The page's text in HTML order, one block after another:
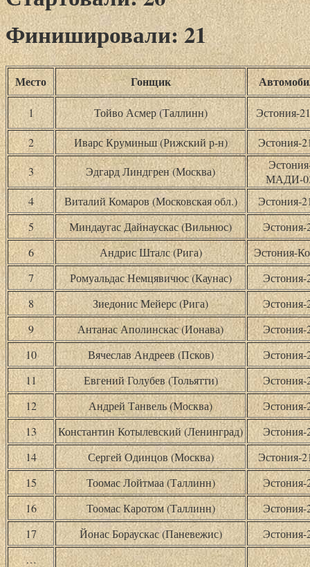
Финишировали: 21
Место Гонщик
1 Тойво Асмер (Таллинн) Эстония-
2 Иварс Круминьш (Рижский р-н)
Эстония-
3
Эдгард Линдгрен (Москва)
МАДИ-
4
Виталий Комаров (Московская обл.)
Эстония-
5
Миндаугас Дайнаускас (Вильнюс)
Эстония-
6
Андрис Шталс (Рига)
Эстония-
7
Ромуальдас Немцявичюс (Каунас)
Эстония-
8
Зиедонис Мейерс (Рига)
Эстония-
9
Антанас Аполинскас (Ионава)
Эстония-
10
Вячеслав Андреев (Псков)
Эстония-
11
Евгений Голубев (Тольятти)
Эстония-
12
Андрей Танвель (Москва)
Эстония-
13
Константин Котылевский (Ленинград)
Эстония-
14
Сергей Одинцов (Москва)
Эстония-
15
Тоомас Лойтмаа (Таллинн)
Эстония-
16
Тоомас Каротом (Таллинн)
Эстония-
17
Йонас Бораускас (Паневежис)
Эстония-
…